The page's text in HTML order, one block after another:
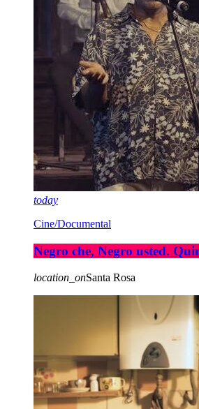
today
Cine/Documental
Negro che, Negro usted.
location_onSanta Rosa